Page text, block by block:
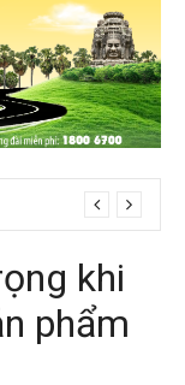
khi
phẩm